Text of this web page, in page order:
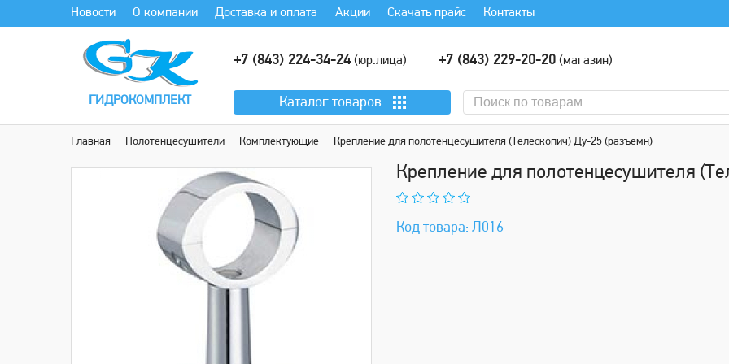
Новости О компании Доставка и оплата Акции Скачать прайс Контакты
ГИДРОКОМПЛЕКТ
+7 (843) 224-34-24 (юр.лица) +7 (843) 229-20-20(магазин)
Каталог товаров
Главная Полотенцесушители Комплектующие Крепление для полотенцесушителя (Телескопич) Ду-25 (разъемн)
Крепление для полотенцесушителя
Код товара: Л016